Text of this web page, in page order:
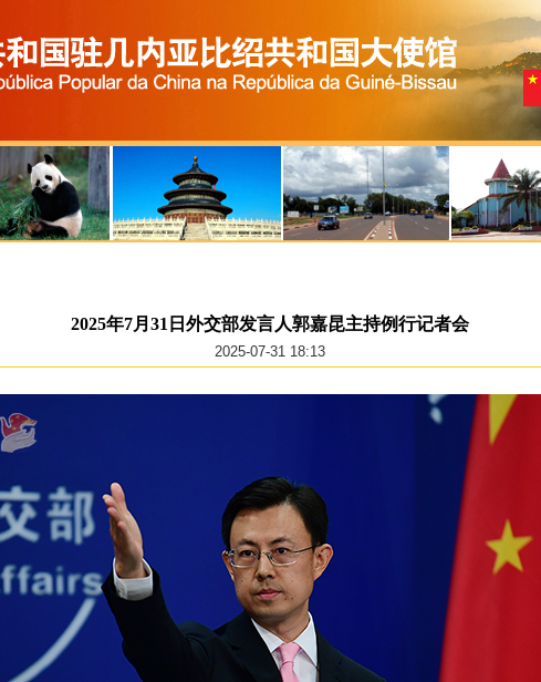
2025年7月31日外交部发言人郭嘉昆主持例行记者会
2025-07-31 18:13